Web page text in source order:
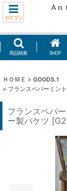
カテゴリ
商品検索 SHOP
ＨＯＭＥ > GOODS.1
> フランスペパーミン
フランスペパ
ー製バケツ [